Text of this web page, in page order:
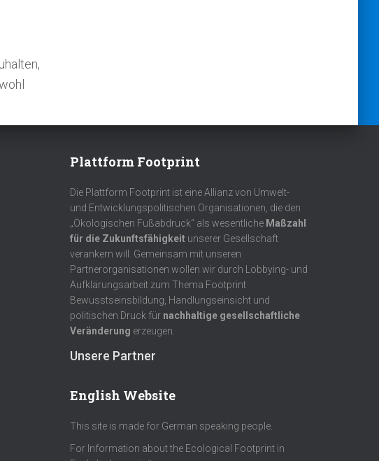
Plattform Footprint
Die Plattform Footprint ist eine Allianz von Umwelt-
und Entwicklungspolitischen Organisationen, die den
„Ökologischen Fußabdruck“ als wesentliche Maßzahl
für die Zukunftsfähigkeit unserer Gesellschaft
verankern will. Gemeinsam mit unseren
Partnerorganisationen wollen wir durch Lobbying- und
Aufklärungsarbeit zum Thema Footprint
Bewusstseinsbildung, Handlungseinsicht und
politischen Druck für nachhaltige gesellschaftliche
Veränderung erzeugen.
Unsere Partner
English Website
This site is made for German speaking people.
For Information about the Ecological Footprint in